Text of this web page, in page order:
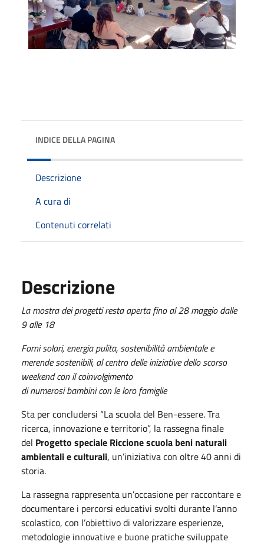
INDICE DELLA PAGINA
Descrizione
A cura di
Contenuti correlati
Descrizione
La mostra dei progetti resta aperta fino al 28 maggio dalle
9 alle 18
Forni solari, energia pulita, sostenibilità ambientale e
merende sostenibili, al centro delle iniziative dello scorso
weekend con il coinvolgimento
di numerosi bambini con le loro famiglie
Sta per concludersi “La scuola del Ben-essere. Tra
ricerca, innovazione e territorio”, la rassegna finale
del Progetto speciale Riccione scuola beni naturali
ambientali e culturali, un’iniziativa con oltre 40 anni di
storia.
La rassegna rappresenta un’occasione per raccontare e
documentare i percorsi educativi svolti durante l’anno
scolastico, con l’obiettivo di valorizzare esperienze,
metodologie innovative e buone pratiche sviluppate